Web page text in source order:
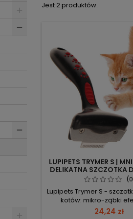
Jest 2 produktów.
LUPIPETS TRYMER S |
DELIKATNA SZCZOTKA
KOTÓW
Lupipets Trymer S -
kotów: mikro-ząbki
wyczesują podszerstek,
24,24 zł